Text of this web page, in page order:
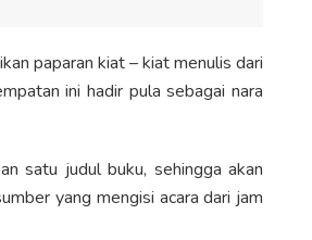
paparan kiat – kiat menulis dari
ini hadir pula sebagai nara
satu judul buku, sehingga akan
yang mengisi acara dari jam